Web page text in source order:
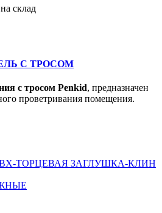
склад
С ТРОСОМ
с тросом Penkid, предназначен
проветривания помещения.
ТОРЦЕВАЯ ЗАГЛУШКА-КЛИН